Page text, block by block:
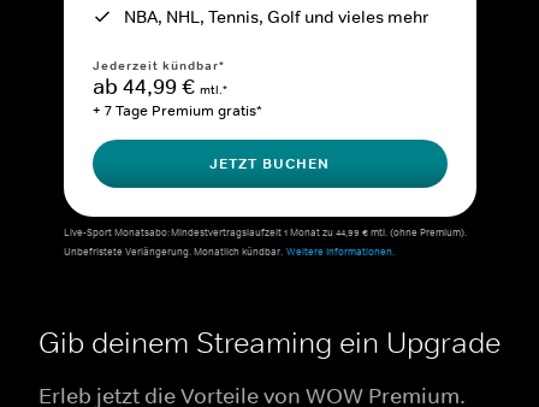
NBA, NHL, Tennis, Golf und vieles mehr
Jederzeit kündbar*
ab 44,99 € mtl.*
+ 7 Tage Premium gratis*
JETZT BUCHEN
Live-Sport Monatsabo: Mindestvertragslaufzeit 1 Monat zu 44,99 € mtl. (ohne Premium).
Unbefristete Verlängerung. Monatlich kündbar. Weitere Informationen.
Gib deinem Streaming ein Upgrade
Erleb jetzt die Vorteile von WOW Premium.